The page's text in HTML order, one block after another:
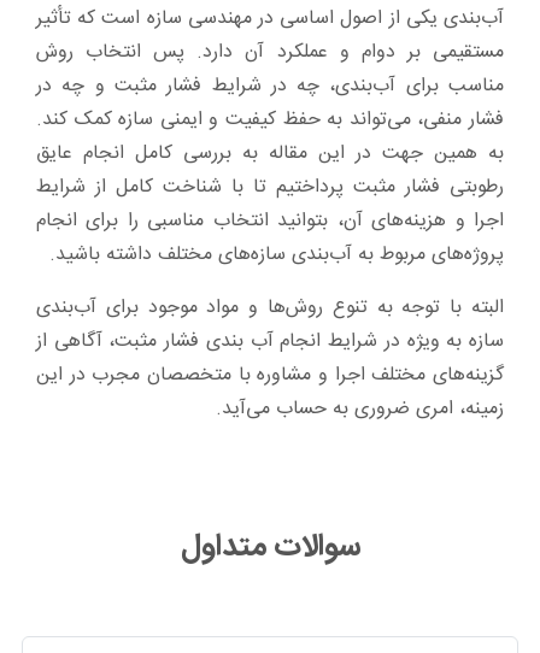
آب‌بندی یکی از اصول اساسی در مهندسی سازه است که تأثیر
مستقیمی بر دوام و عملکرد آن دارد. پس انتخاب روش
مناسب برای آب‌بندی، چه در شرایط فشار مثبت و چه در
فشار منفی، می‌تواند به حفظ کیفیت و ایمنی سازه کمک کند.
به همین جهت در این مقاله به بررسی کامل انجام عایق
رطوبتی فشار مثبت پرداختیم تا با شناخت کامل از شرایط
اجرا و هزینه‌های آن، بتوانید انتخاب مناسبی را برای انجام
پروژه‌های مربوط به آب‌بندی سازه‌های مختلف داشته باشید.
البته با توجه به تنوع روش‌ها و مواد موجود برای آب‌بندی
سازه به ویژه در شرایط انجام آب بندی فشار مثبت، آگاهی از
گزینه‌های مختلف اجرا و مشاوره با متخصصان مجرب در این
زمینه، امری ضروری به حساب می‌آید.
سوالات متداول